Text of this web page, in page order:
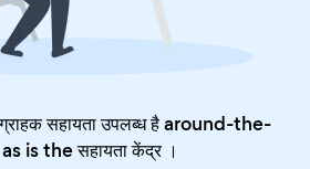
सहायता उपलब्ध है around-the-
is theसहायता केंद्र।